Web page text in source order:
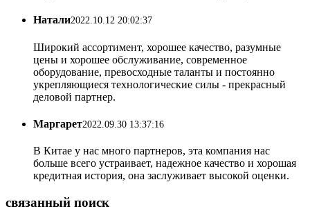
Натали2022.10.12 20:02:37
Широкий ассортимент, хорошее качество, разумные
цены и хорошее обслуживание, современное
оборудование, превосходные таланты и постоянно
укрепляющиеся технологические силы - прекрасный
деловой партнер.
Маргарет2022.09.30 13:37:16
В Китае у нас много партнеров, эта компания нас
больше всего устраивает, надежное качество и хорошая
кредитная история, она заслуживает высокой оценки.
связанный поиск